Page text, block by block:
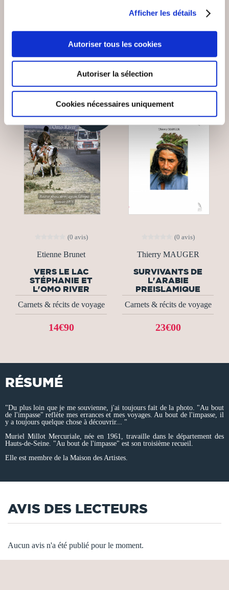
Afficher les détails
Autoriser tous les cookies
Autoriser la sélection
Cookies nécessaires uniquement
Carnets & récits de voyage Carnets & récits de voyage
(0 avis)
Etienne Brunet
VERS LE LAC
STÉPHANIE ET
L'OMO RIVER
Carnets & récits de voyage
14€90
(0 avis)
Thierry MAUGER
SURVIVANTS DE
L'ARABIE
PREISLAMIQUE
Carnets & récits de voyage
23€00
RÉSUMÉ
"Du plus loin que je me souvienne, j'ai toujours fait de la photo. "Au bout
de l'impasse" reflète mes errances et mes voyages. Au bout de l'impasse, il
y a toujours quelque chose à découvrir... "
Muriel Millot Mercuriale, née en 1961, travaille dans le département des
Hauts-de-Seine. "Au bout de l'impasse" est son troisième recueil.
Elle est membre de la Maison des Artistes.
AVIS DES LECTEURS
Aucun avis n'a été publié pour le moment.